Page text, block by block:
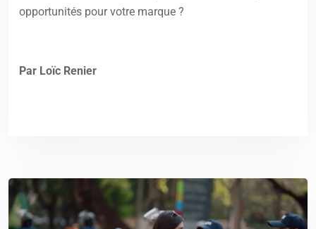
opportunités pour votre marque ?
Par Loïc Renier